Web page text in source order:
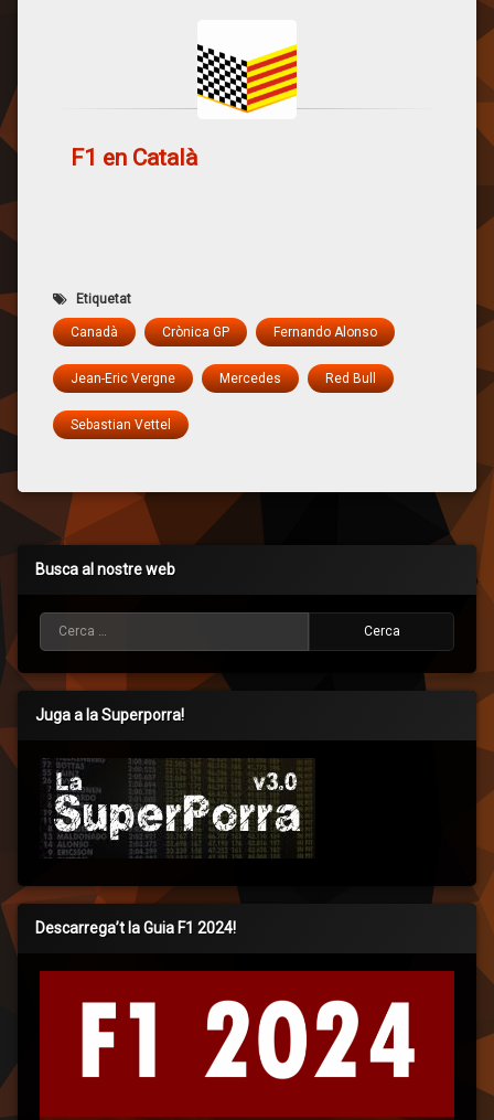
F1 en Català
Etiquetat
Canadà Crònica GP Fernando Alonso
Jean-Eric Vergne Mercedes Red Bull
Sebastian Vettel
Busca al nostre web
Cerca:
Juga a la Superporra!
Descarrega’t la Guia F1 2024!